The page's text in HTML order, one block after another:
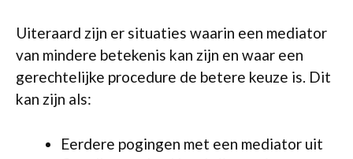
Uiteraard zijn er situaties waarin een mediator
van mindere betekenis kan zijn en waar een
gerechtelijke procedure de betere keuze is. Dit
kan zijn als:
Eerdere pogingen met een mediator uit